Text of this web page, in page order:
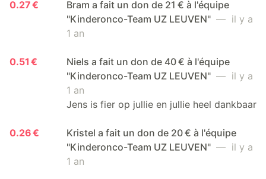
0.27 €
Bram a fait un don de 21 € à l'équipe
"Kinderonco-Team UZ LEUVEN" — il y a
1 an
0.51 €
Niels a fait un don de 40 € à l'équipe
"Kinderonco-Team UZ LEUVEN" — il y a
1 an
Jens is fier op jullie en jullie heel dankbaar
0.26 €
Kristel a fait un don de 20 € à l'équipe
"Kinderonco-Team UZ LEUVEN" — il y a
1 an